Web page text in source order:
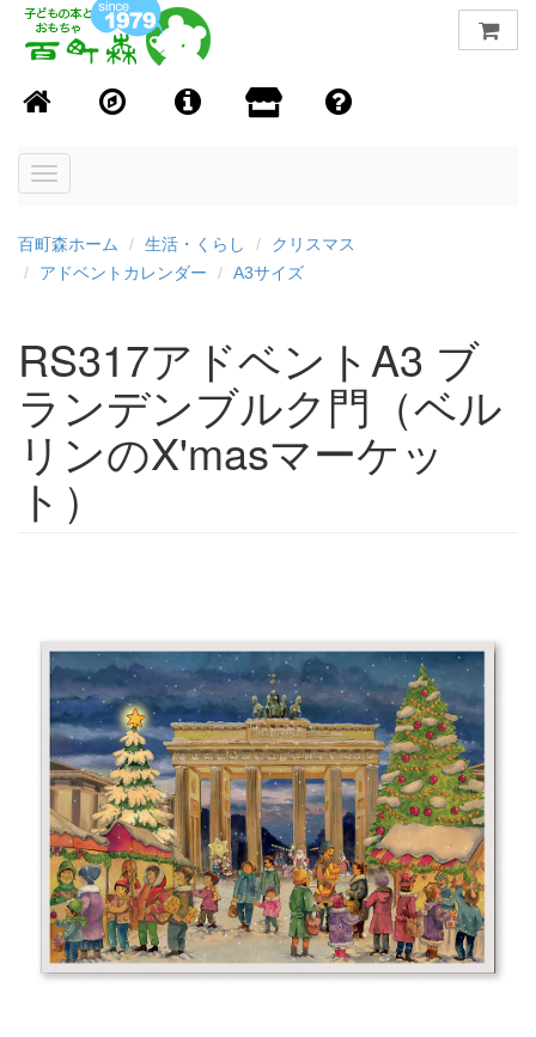
Toggle
百町森ホーム 生活・くらし
クリスマス
アドベントカレンダー
A3サイズ
RS317アドベントA3 ブ
ランデンブルク門（ベル
リンのX'masマーケッ
ト）